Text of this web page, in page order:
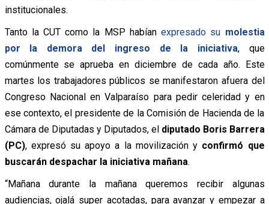
institucionales.
Tanto la CUT como la MSP habíanexpresado su molestia
por la demora del ingreso de la iniciativa, que
comúnmente se aprueba en diciembre de cada año. Este
martes los trabajadores públicos se manifestaron afuera del
Congreso Nacional en Valparaíso para pedir celeridad y en
ese contexto, el presidente de la Comisión de Hacienda de la
Cámara de Diputadas y Diputados, el diputado Boris Barrera
(PC), expresó su apoyo a la movilización y confirmó que
buscarán despachar la iniciativa mañana.
“Mañana durante la mañana queremos recibir algunas
audiencias, ojalá super acotadas, para avanzar y empezar a